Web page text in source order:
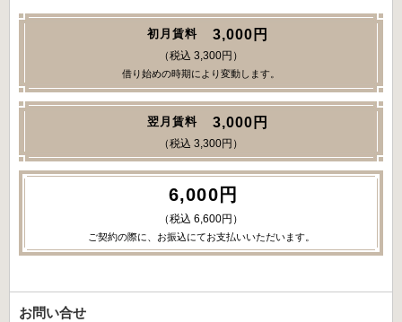
初月賃料 3,000円
（税込 3,300円）
借り始めの時期により変動します。
翌月賃料 3,000円
（税込 3,300円）
6,000円
（税込 6,600円）
ご契約の際に、お振込にてお支払いいただいます。
お問い合せ